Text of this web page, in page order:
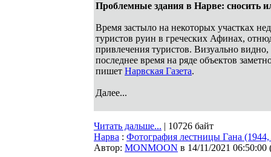
Проблемные здания в Нарве: сносить
Время застыло на некоторых участках
туристов руин в греческих Афинах,
привлечения туристов. Визуально
последнее время на ряде объектов
пишет Нарвская Газета.
Далее...
Читать дальше... | 10726 байт
Нарва : Фотография лестницы Гана (1944,
Автор: MONMOON в 14/11/2021 06:50:00